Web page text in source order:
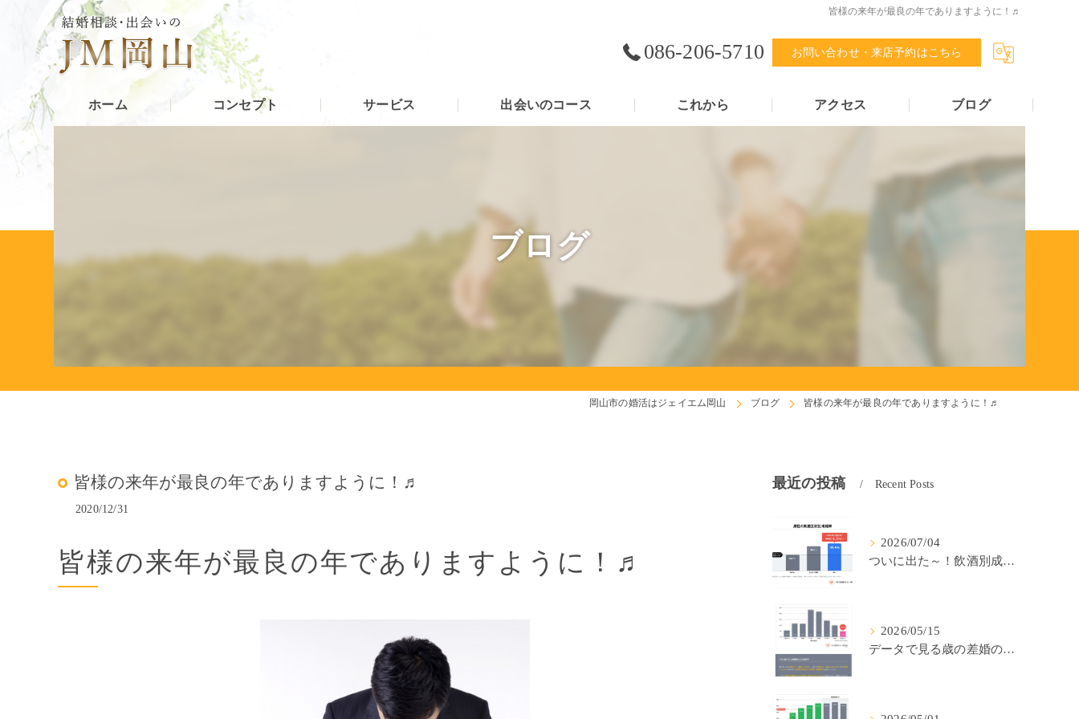
皆様の来年が最良の年でありますように！♬
086-206-5710 お問い合わせ・来店予約はこちら
ホーム コンセプト サービス 出会いのコース これから アクセス ブログ
ブログ
岡山市の婚活はジェイエム岡山 ブログ 皆様の来年が最良の年でありますように！♬
皆様の来年が最良の年でありますように！♬
2020/12/31
皆様の来年が最良の年でありますように！♬
最近の投稿 Recent Posts
2026/07/04
ついに出た～！飲酒別成婚率(IBJ)！
2026/05/15
データで見る歳の差婚の確率の低さ。